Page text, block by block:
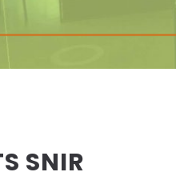
SNIR